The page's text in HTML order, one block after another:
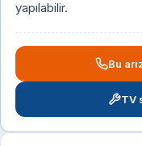
yapılabilir.
Bu
TV